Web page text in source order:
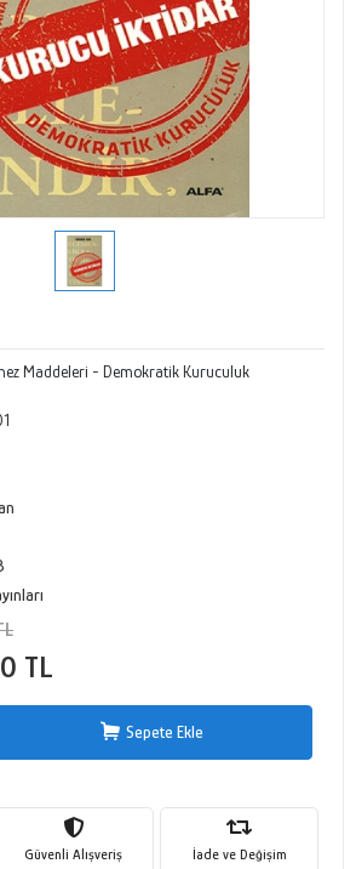
Maddeleri - Demokratik Kuruculuk
TL
Sepete Ekle
Güvenli Alışveriş İade ve Değişim